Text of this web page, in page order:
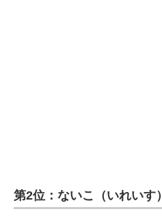
第2位：ないこ（いれいす）